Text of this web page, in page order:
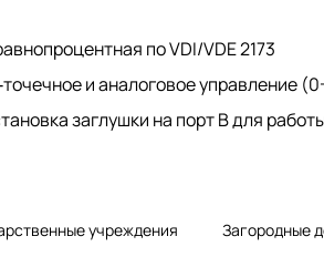
по VDI/VDE 2173
и аналоговое управление
заглушки на порт B для
учреждения Загородные